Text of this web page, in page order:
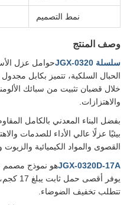
نمط التصميم
وصف المنتج
سلسلة JGX-0320
حوامل عزل
الحبال السلكية، تتميز بكابل
خلال قضبان تثبيت من سبائك
والاهتزازات.
بفضل البناء المعدني بالكامل
بيئيًا عزلًا عالي الأداء للصدمات
القصوى والمواد الكيميائية والزيوت
JGX-0320D-17A
يوفر أقصى
تتطلب تخفيف الضوضاء.